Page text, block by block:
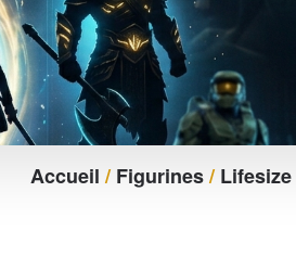
Accueil /Figurines/Lifesize